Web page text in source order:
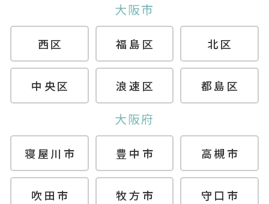
大阪市
西区 福島区 北区
中央区 浪速区 都島区
大阪府
寝屋川市 豊中市 高槻市
吹田市 牧方市 守口市